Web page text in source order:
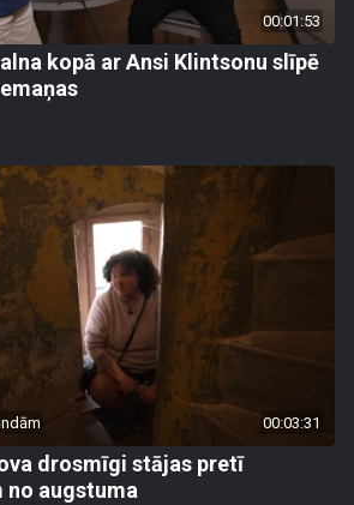
00:01:53
kopā ar Ansi Klintsonu slīpē
00:03:31
drosmīgi stājas pretī
no augstuma